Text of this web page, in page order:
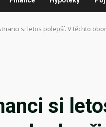
si letos polepší. V těchto
si